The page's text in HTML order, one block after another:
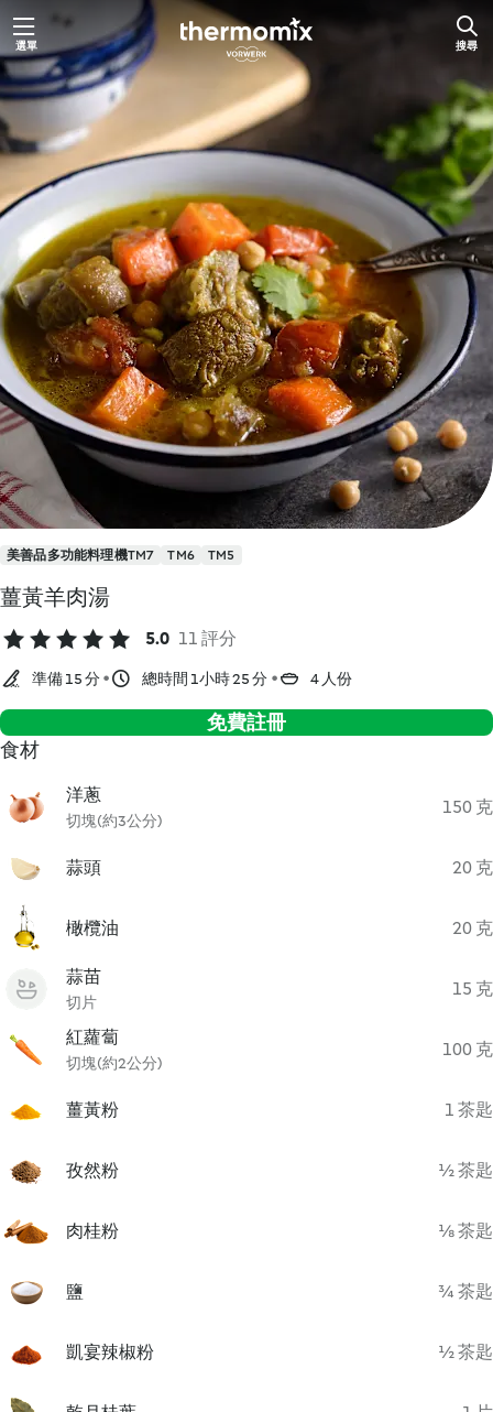
跳
至
主
要
內
容
選單 搜尋
美善品多功能料理機TM7 TM6 TM5
薑黃羊肉湯
5.0 11 評分
準備 15 分 總時間 1小時 25 分 4 人份
免費註冊
食材
洋蔥
切塊(約3公分)
150 克
蒜頭 20 克
橄欖油 20 克
蒜苗
切片
15 克
紅蘿蔔
切塊(約2公分)
100 克
薑黃粉 1 茶匙
孜然粉 ½ 茶匙
肉桂粉 ⅛ 茶匙
鹽 ¾ 茶匙
凱宴辣椒粉 ½ 茶匙